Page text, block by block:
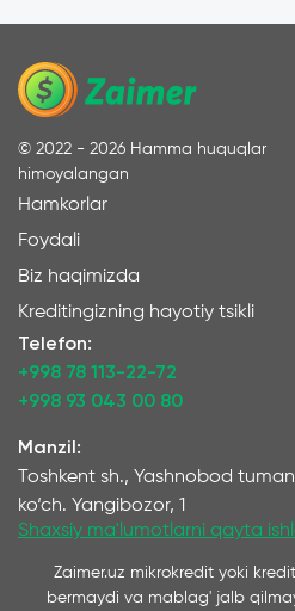
© 2022 - 2026 Hamma huquqlar
himoyalangan
Hamkorlar
Foydali
Biz haqimizda
Kreditingizning hayotiy tsikli
Telefon:
+998 78 113-22-72
+998 93 043 00 80
Manzil:
Toshkent sh., Yashnobod
ko‘ch. Yangibozor, 1
Shaxsiy ma'lumotlarni qayta
Zaimer.uz mikrokredit yoki
bermaydi va mablag' jalb